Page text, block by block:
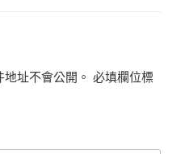
址不會公開。 必填欄位標